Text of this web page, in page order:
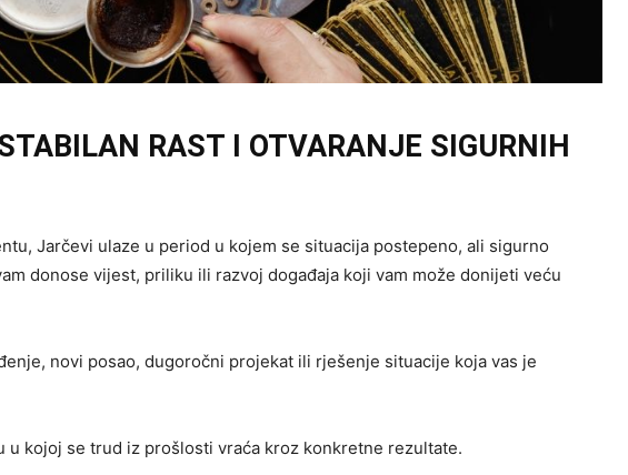
RAST I OTVARANJE SIGURNIH
Jarčevi ulaze u period u kojem se situacija postepeno, ali sigurno
donose vijest, priliku ili razvoj događaja koji vam može donijeti veću
novi posao, dugoročni projekat ili rješenje situacije koja vas je
u kojoj se trud iz prošlosti vraća kroz konkretne rezultate.